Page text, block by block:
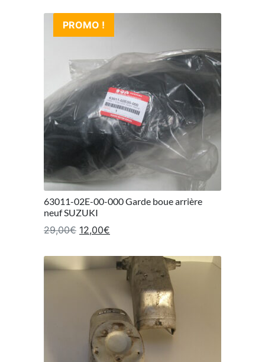
PROMO !
63011-02E-00-000 Garde boue arrière
neuf SUZUKI
29,00€ Le prix initial était : 29,00€.
12,00€